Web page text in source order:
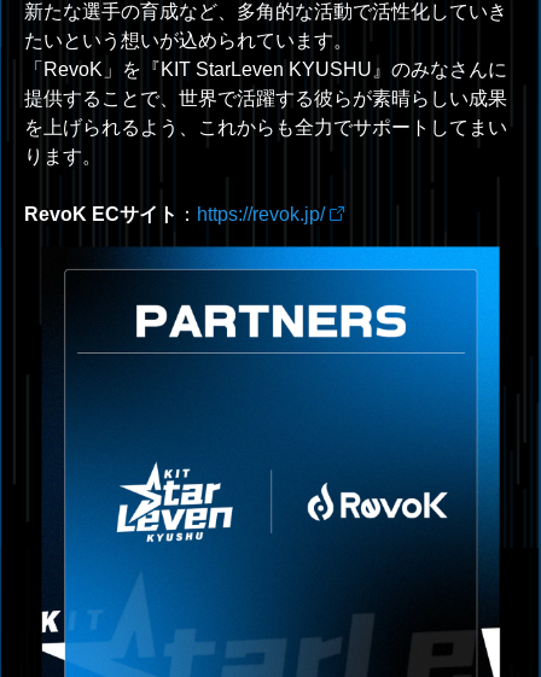
新たな選手の育成など、多角的な活動で活性化していき
たいという想いが込められています。
「 RevoK 」を『KIT StarLeven KYUSHU 』のみなさんに
提供することで、世界で活躍する彼らが素晴らしい成果
を上げられるよう、これからも全力でサポートしてまい
ります。
RevoK ECサイト ： https://revok.jp/